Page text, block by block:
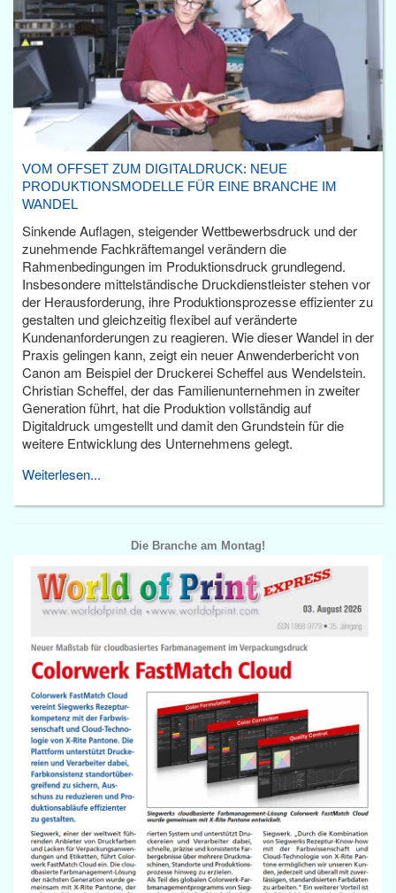
VOM OFFSET ZUM DIGITALDRUCK: NEUE
PRODUKTIONSMODELLE FÜR EINE BRANCHE IM
WANDEL
Sinkende Auflagen, steigender Wettbewerbsdruck und der
zunehmende Fachkräftemangel verändern die
Rahmenbedingungen im Produktionsdruck grundlegend.
Insbesondere mittelständische Druckdienstleister stehen vor
der Herausforderung, ihre Produktionsprozesse effizienter zu
gestalten und gleichzeitig flexibel auf veränderte
Kundenanforderungen zu reagieren. Wie dieser Wandel in der
Praxis gelingen kann, zeigt ein neuer Anwenderbericht von
Canon am Beispiel der Druckerei Scheffel aus Wendelstein.
Christian Scheffel, der das Familienunternehmen in zweiter
Generation führt, hat die Produktion vollständig auf
Digitaldruck umgestellt und damit den Grundstein für die
weitere Entwicklung des Unternehmens gelegt.
Weiterlesen...
Die Branche am Montag!